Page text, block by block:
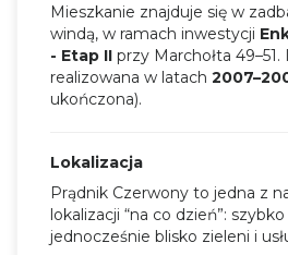
Mieszkanie znajduje się w
windą, w ramach inwestycji
- Etap II przy Marchołta 49–51.
realizowana w latach
ukończona).
Lokalizacja
Prądnik Czerwony to jedna z
lokalizacji “na co dzień”:
jednocześnie blisko zieleni i